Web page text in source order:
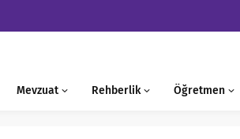
Mevzuat Rehberlik Öğretmen